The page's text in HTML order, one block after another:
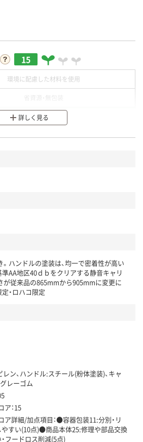
15
環境に配慮した材料を使用
分別・リサイクルしやすい設計
トです。下記商品詳細「
細／加点項目
」で確認できます。
詳しく見る
ハンドルの塗装は、均一で密着性が高い
AA地区40ｄｂをクリアする静音キャリ
が従来品の865mmから905mmに変更に
・ロハコ限定
ン、ハンドル:スチール(粉体塗装)、キャ
レーゴム
：15
ア詳細/加点項目：●容器包装11:分別・リ
やすい(10点)●商品本体25:修理や部品交換
フードロス削減(5点)